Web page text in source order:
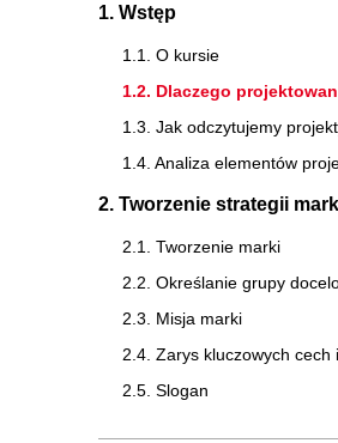
1. Wstęp
1.1. O kursie
1.2. Dlaczego
1.3. Jak odczytujemy
1.4. Analiza elementów
2. Tworzenie strategii
2.1. Tworzenie marki
2.2. Określanie grupy
2.3. Misja marki
2.4. Zarys kluczowych
2.5. Slogan